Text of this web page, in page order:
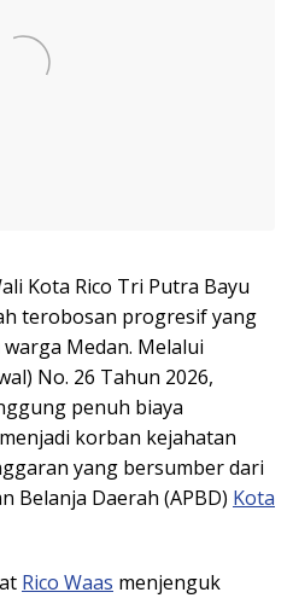
Kota Rico Tri Putra Bayu
terobosan progresif yang
Medan. Melalui
No. 26 Tahun 2026,
penuh biaya
korban kejahatan
yang bersumber dari
Belanja Daerah (APBD) Kota
Rico Waas menjenguk